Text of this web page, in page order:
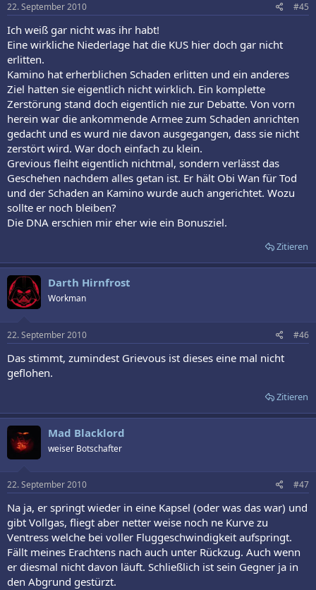
22. September 2010 #45
Ich weiß gar nicht was ihr habt!
Eine wirkliche Niederlage hat die KUS hier doch gar nicht
erlitten.
Kamino hat erherblichen Schaden erlitten und ein anderes
Ziel hatten sie eigentlich nicht wirklich. Ein komplette
Zerstörung stand doch eigentlich nie zur Debatte. Von vorn
herein war die ankommende Armee zum Schaden anrichten
gedacht und es wurd nie davon ausgegangen, dass sie nicht
zerstört wird. War doch einfach zu klein.
Grevious fleiht eigentlich nichtmal, sondern verlässt das
Geschehen nachdem alles getan ist. Er hält Obi Wan für Tod
und der Schaden an Kamino wurde auch angerichtet. Wozu
sollte er noch bleiben?
Die DNA erschien mir eher wie ein Bonusziel.
Zitieren
Darth Hirnfrost
Workman
22. September 2010 #46
Das stimmt, zumindest Grievous ist dieses eine mal nicht
geflohen.
Zitieren
Mad Blacklord
weiser Botschafter
22. September 2010 #47
Na ja, er springt wieder in eine Kapsel (oder was das war) und
gibt Vollgas, fliegt aber netter weise noch ne Kurve zu
Ventress welche bei voller Fluggeschwindigkeit aufspringt.
Fällt meines Erachtens nach auch unter Rückzug. Auch wenn
er diesmal nicht davon läuft. Schließlich ist sein Gegner ja in
den Abgrund gestürzt.